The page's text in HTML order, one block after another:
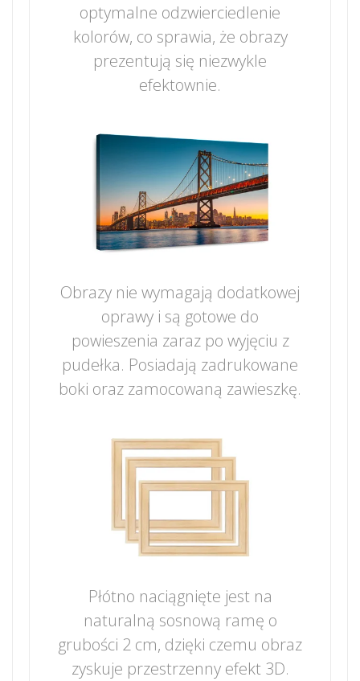
optymalne odzwierciedlenie
kolorów, co sprawia, że obrazy
prezentują się niezwykle
efektownie.
Obrazy nie wymagają dodatkowej
oprawy i są gotowe do
powieszenia zaraz po wyjęciu z
pudełka. Posiadają zadrukowane
boki oraz zamocowaną zawieszkę.
Płótno naciągnięte jest na
naturalną sosnową ramę o
grubości 2 cm, dzięki czemu obraz
zyskuje przestrzenny efekt 3D.